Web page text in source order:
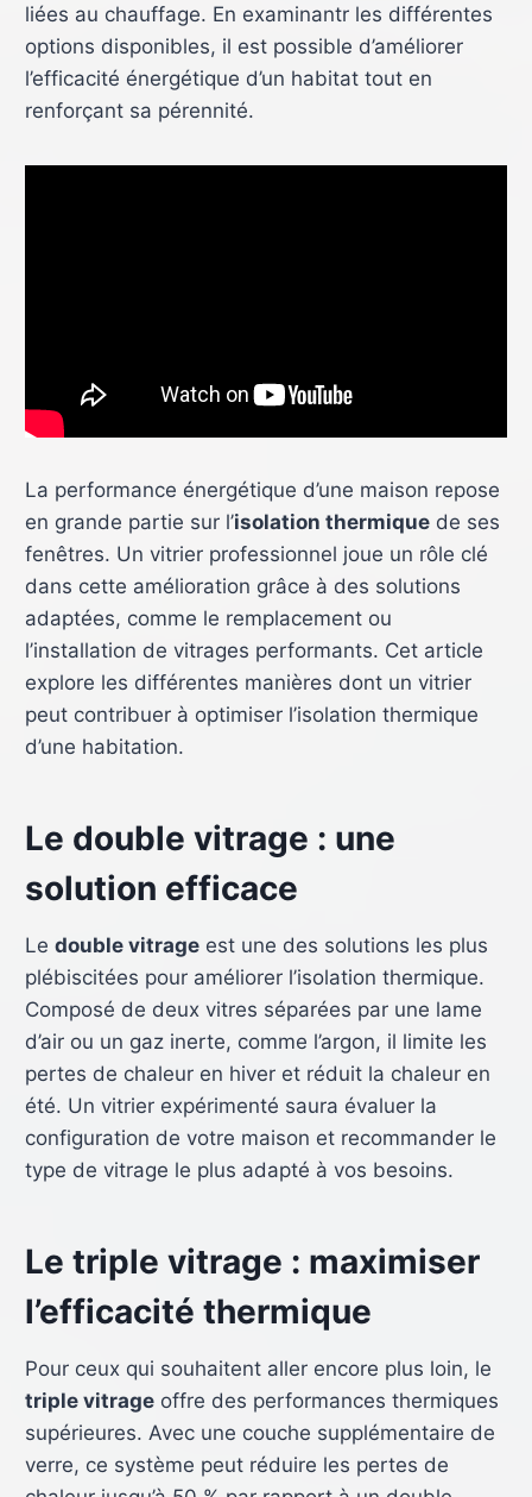
liées au chauffage. En examinantr les différentes
options disponibles, il est possible d’améliorer
l’efficacité énergétique d’un habitat tout en
renforçant sa pérennité.
La performance énergétique d’une maison repose
en grande partie sur l’isolation thermiquede ses
fenêtres. Un vitrier professionnel joue un rôle clé
dans cette amélioration grâce à des solutions
adaptées, comme le remplacement ou
l’installation de vitrages performants. Cet article
explore les différentes manières dont un vitrier
peut contribuer à optimiser l’isolation thermique
d’une habitation.
Le double vitrage : une
solution efficace
Le double vitrageest une des solutions les plus
plébiscitées pour améliorer l’isolation thermique.
Composé de deux vitres séparées par une lame
d’air ou un gaz inerte, comme l’argon, il limite les
pertes de chaleur en hiver et réduit la chaleur en
été. Un vitrier expérimenté saura évaluer la
configuration de votre maison et recommander le
type de vitrage le plus adapté à vos besoins.
Le triple vitrage : maximiser
l’efficacité thermique
Pour ceux qui souhaitent aller encore plus loin, le
triple vitrageoffre des performances thermiques
supérieures. Avec une couche supplémentaire de
verre, ce système peut réduire les pertes de